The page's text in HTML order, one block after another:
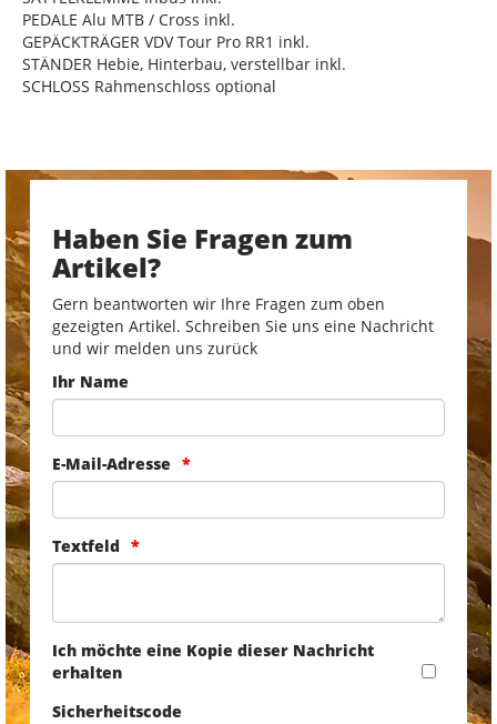
PEDALE Alu MTB / Cross inkl.
GEPÄCKTRÄGER VDV Tour Pro RR1 inkl.
STÄNDER Hebie, Hinterbau, verstellbar inkl.
SCHLOSS Rahmenschloss optional
Haben Sie Fragen zum
Artikel?
Gern beantworten wir Ihre Fragen zum oben
gezeigten Artikel. Schreiben Sie uns eine Nachricht
und wir melden uns zurück
Ihr Name
E-Mail-Adresse
Textfeld
Ich möchte eine Kopie dieser Nachricht
erhalten
Sicherheitscode